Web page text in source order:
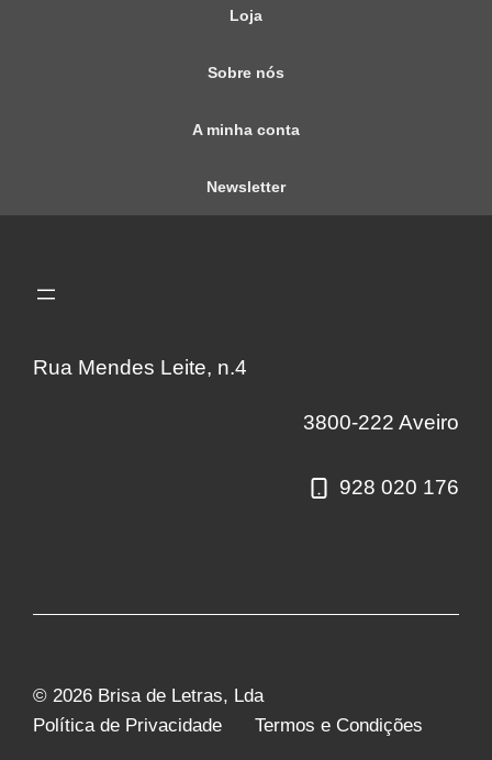
Loja
Sobre nós
A minha conta
Newsletter
Rua Mendes Leite, n.4
3800-222 Aveiro
928 020 176
© 2026 Brisa de Letras, Lda
Política de Privacidade
Termos e Condições